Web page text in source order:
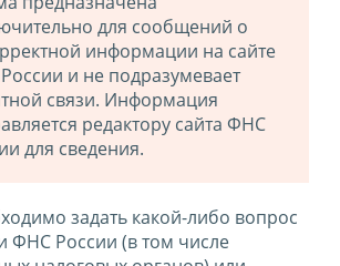
для сообщений о
информации на сайте
и не подразумевает
связи. Информация
редактору сайта ФНС
для сведения.
задать какой-либо вопрос
ФНС России (в том числе